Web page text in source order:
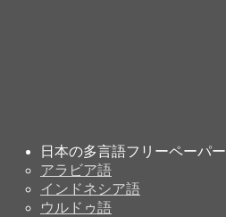
日本の多言語フリーペーパー
アラビア語
インドネシア語
ウルドゥ語